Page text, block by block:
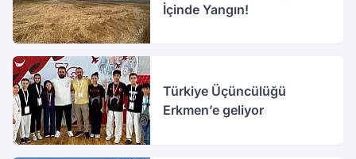
İçinde Yangın!
Türkiye Üçüncülüğü
Erkmen’e geliyor